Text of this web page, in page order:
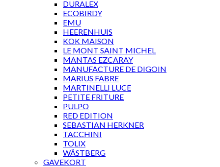
DURALEX
ECOBIRDY
EMU
HEERENHUIS
KOK MAISON
LE MONT SAINT MICHEL
MANTAS EZCARAY
MANUFACTURE DE DIGOIN
MARIUS FABRE
MARTINELLI LUCE
PETITE FRITURE
PULPO
RED EDITION
SEBASTIAN HERKNER
TACCHINI
TOLIX
WÄSTBERG
GAVEKORT